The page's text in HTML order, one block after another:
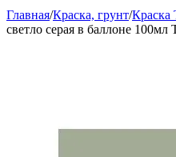
Главная/Краска, грунт/Краска
светло серая в баллоне 100мл